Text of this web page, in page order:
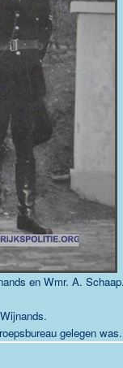
en Wmr. A.
gelegen was.